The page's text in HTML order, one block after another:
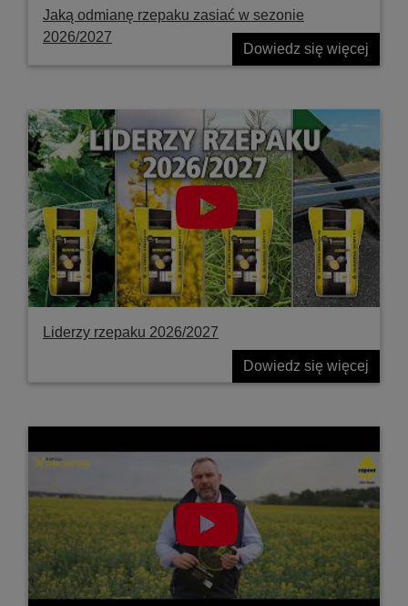
Jaką odmianę rzepaku zasiać w sezonie
2026/2027
Dowiedz się więcej
Liderzy rzepaku 2026/2027
Dowiedz się więcej